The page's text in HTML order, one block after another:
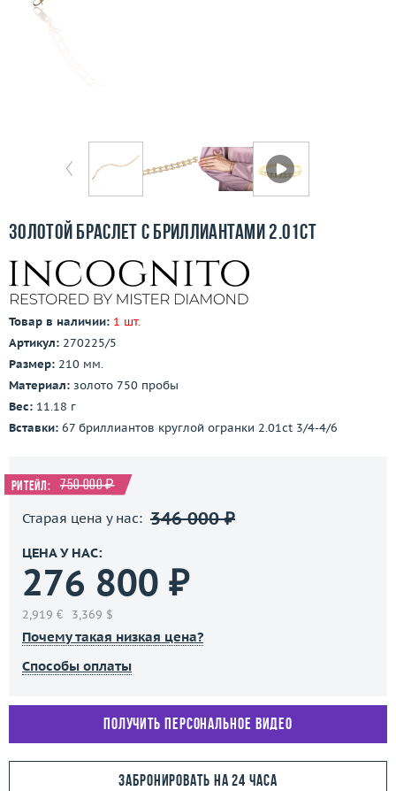
Бесплатная доставка
Контакты
3D-тур по шоуруму
Заказать звонок
Золотой браслет с бриллиантами 2.01ct
Товар в наличии: 1 шт.
Артикул: 270225/5
Размер: 210 мм.
Материал: золото 750 пробы
Вес: 11.18 г
Вставки: 67 бриллиантов круглой огранки 2.01ct 3/4-4/6
Ритейл: 750 000 ₽
Старая цена у нас: 346 000 ₽
ЦЕНА У НАС:
276 800 ₽
2,919 € 3,369 $
Почему такая низкая цена?
Способы оплаты
Получить персональное видео
Забронировать на 24 часа